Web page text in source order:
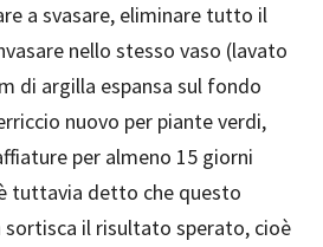
a svasare, eliminare tutto il
nello stesso vaso (lavato
di argilla espansa sul fondo
nuovo per piante verdi,
per almeno 15 giorni
tuttavia detto che questo
sortisca il risultato sperato, cioè